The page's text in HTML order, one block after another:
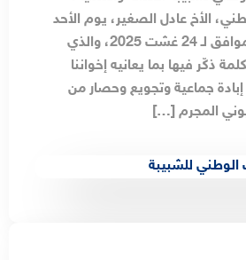
الأخ عادل الصغير، يوم الأحد
30 صفر 1447 الموافق لـ 24 غشت 2025، والذي
ذكّر فيها بما يعانيه إخواننا
جماعية وتجويع وحصار من
المجرم […]